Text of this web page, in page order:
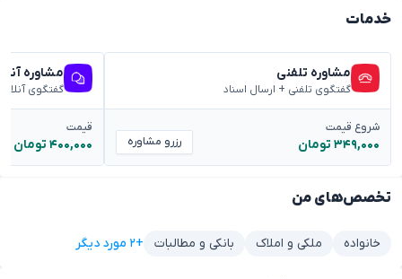
تخصص‌های من
خانواده ملکی و املاک بانکی و مطالبات +۲ مورد دیگر
خدمات
مشاوره تلفنی
گفتگوی تلفنی + ارسال اسناد
شروع قیمت
۳۴۹,۰۰۰ تومان رزرو مشاوره
مشاوره
گفتگوی
قیمت
۴۰۰,۰۰۰ تومان